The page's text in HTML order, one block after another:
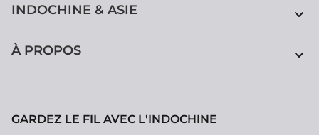
INDOCHINE & ASIE
À PROPOS
GARDEZ LE FIL AVEC L'INDOCHINE